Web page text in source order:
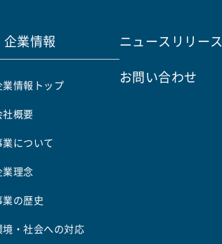
企業情報
業情報トップ
社概要
業について
業理念
業の歴史
境・社会への対応
ニュースリリース
お問い合わせ